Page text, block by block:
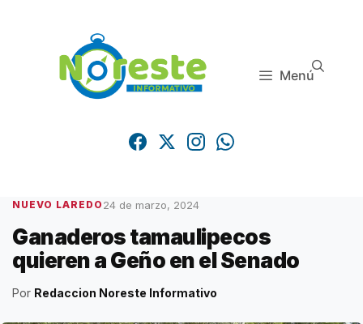
Menú
NUEVO LAREDO 24 de marzo, 2024
Ganaderos tamaulipecos
quieren a Geño en el Senado
Por Redaccion Noreste Informativo